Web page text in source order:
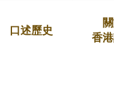
口述歷史
香